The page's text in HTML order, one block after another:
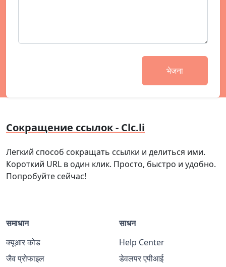
भेजना
Сокращение ссылок - Clc.li
Легкий способ сокращать ссылки и делиться ими.
Короткий URL в один клик. Просто, быстро и удобно.
Попробуйте сейчас!
समाधान
क्यूआर कोड
जैव प्रोफाइल
साधन
Help Center
डेवलपर एपीआई